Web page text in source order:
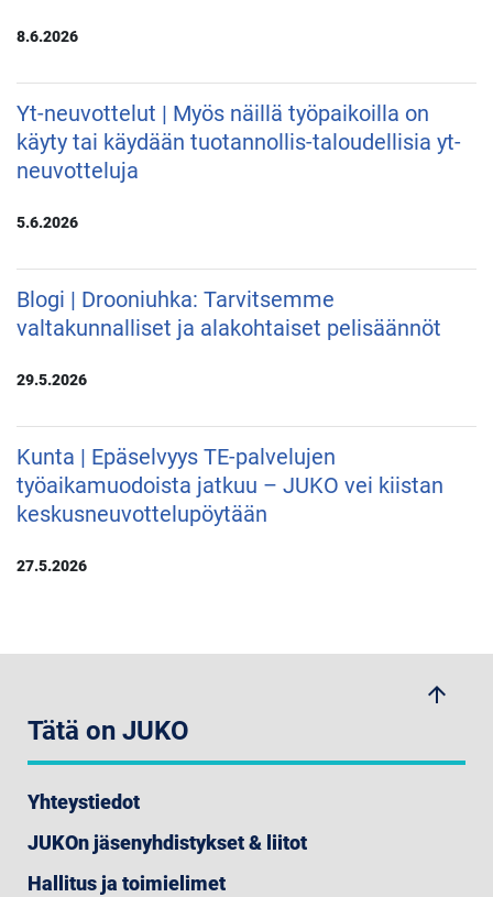
8.6.2026
Yt-neuvottelut | Myös näillä työpaikoilla on
käyty tai käydään tuotannollis-taloudellisia yt-
neuvotteluja
5.6.2026
Blogi | Drooniuhka: Tarvitsemme
valtakunnalliset ja alakohtaiset pelisäännöt
29.5.2026
Kunta | Epäselvyys TE-palvelujen
työaikamuodoista jatkuu – JUKO vei kiistan
keskusneuvottelupöytään
27.5.2026
arrow_upwards
Tätä on JUKO
Yhteystiedot
JUKOn jäsenyhdistykset & liitot
Hallitus ja toimielimet